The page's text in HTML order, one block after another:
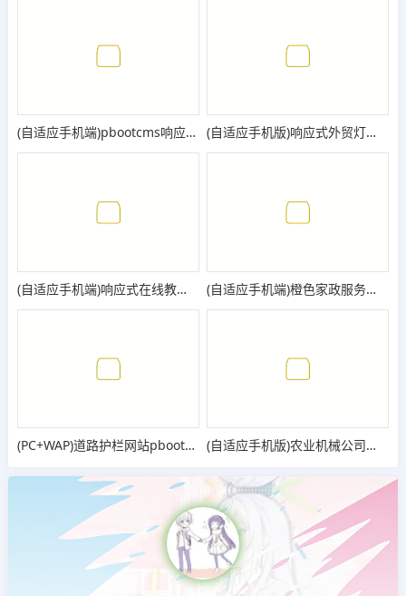
(自适应手机端)pbootcms响应式食品零食连锁加盟店网站模板 日化用品网站源码 (自适应手机版)响应式外贸灯具网站pbootcms模板 LED灯具英文外贸网站源码
(自适应手机端)响应式在线教育培训类网站pbootcms模板 教育培训机构网站源码 (自适应手机端)橙色家政服务公司pbootcms网站模板 清洁保洁服务网站源码
(PC+WAP)道路护栏网站pbootcms模板_城市交通设施网站源码 (自适应手机版)农业机械公司网站模板 绿色农机网站源码